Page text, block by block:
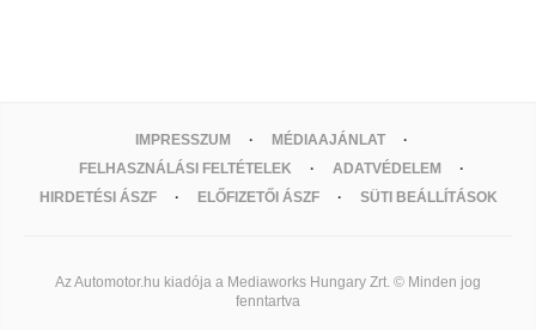
IMPRESSZUM
MÉDIAAJÁNLAT
FELHASZNÁLÁSI FELTÉTELEK
ADATVÉDELEM
HIRDETÉSI ÁSZF
ELŐFIZETŐI ÁSZF SÜTI BEÁLLÍTÁSOK
Az Automotor.hu kiadója a Mediaworks Hungary Zrt. © Minden jog
fenntartva